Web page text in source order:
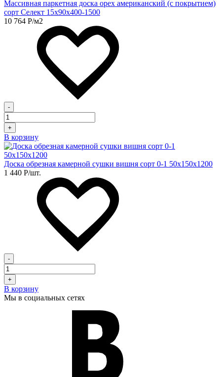
Массивная паркетная доска орех американский (с покрытием)
сорт Селект 15х90х400-1500
10 764 Р/м2
-
+
В корзину
Доска обрезная камерной сушки вишня сорт 0-1 50х150х1200
1 440 Р/шт.
-
+
В корзину
Мы в социальных сетях